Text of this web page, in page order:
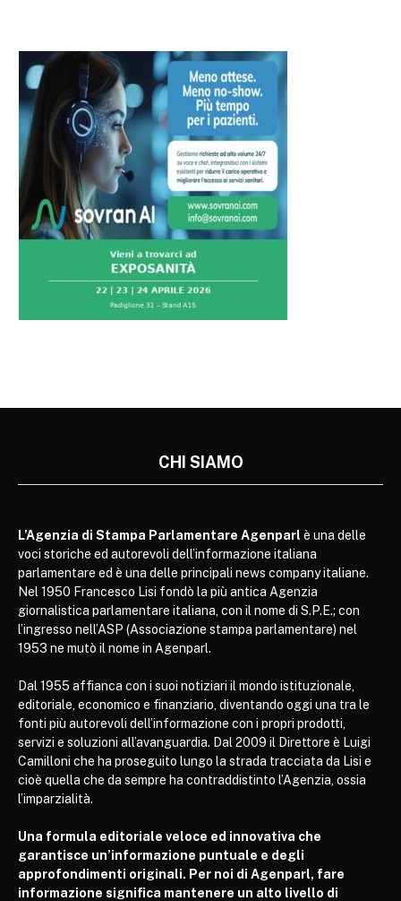
CHI SIAMO
L’Agenzia di Stampa Parlamentare Agenparl è una delle
voci storiche ed autorevoli dell’informazione italiana
parlamentare ed è una delle principali news company italiane.
Nel 1950 Francesco Lisi fondò la più antica Agenzia
giornalistica parlamentare italiana, con il nome di S.P.E.; con
l’ingresso nell’ASP (Associazione stampa parlamentare) nel
1953 ne mutò il nome in Agenparl.
Dal 1955 affianca con i suoi notiziari il mondo istituzionale,
editoriale, economico e finanziario, diventando oggi una tra le
fonti più autorevoli dell’informazione con i propri prodotti,
servizi e soluzioni all’avanguardia. Dal 2009 il Direttore è Luigi
Camilloni che ha proseguito lungo la strada tracciata da Lisi e
cioè quella che da sempre ha contraddistinto l’Agenzia, ossia
l’imparzialità.
Una formula editoriale veloce ed innovativa che
garantisce un’informazione puntuale e degli
approfondimenti originali. Per noi di Agenparl, fare
informazione significa mantenere un alto livello di